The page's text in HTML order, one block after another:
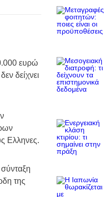
ευρώ
δείχνει
Ελληνες.
της